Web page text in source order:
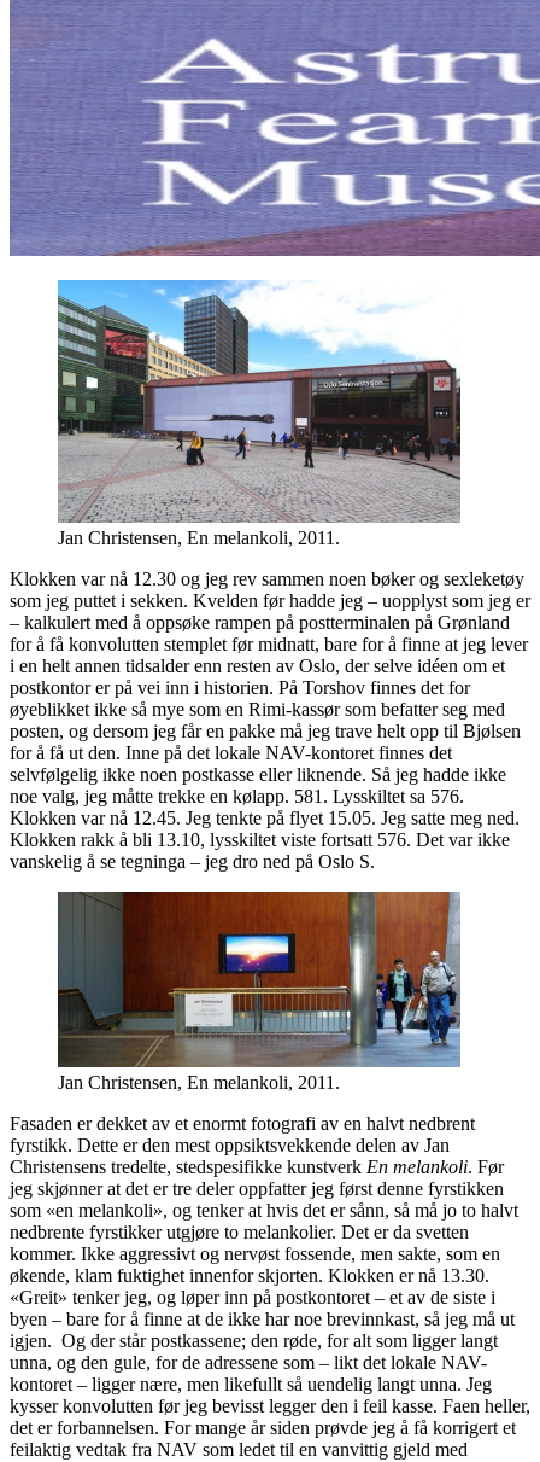
Jan Christensen, En melankoli, 2011.
Klokken var nå 12.30 og jeg rev sammen noen bøker og sexleketøy
som jeg puttet i sekken. Kvelden før hadde jeg – uopplyst som jeg er
– kalkulert med å oppsøke rampen på postterminalen på Grønland
for å få konvolutten stemplet før midnatt, bare for å finne at jeg lever
i en helt annen tidsalder enn resten av Oslo, der selve idéen om et
postkontor er på vei inn i historien. På Torshov finnes det for
øyeblikket ikke så mye som en Rimi-kassør som befatter seg med
posten, og dersom jeg får en pakke må jeg trave helt opp til Bjølsen
for å få ut den. Inne på det lokale NAV-kontoret finnes det
selvfølgelig ikke noen postkasse eller liknende. Så jeg hadde ikke
noe valg, jeg måtte trekke en kølapp. 581. Lysskiltet sa 576.
Klokken var nå 12.45. Jeg tenkte på flyet 15.05. Jeg satte meg ned.
Klokken rakk å bli 13.10, lysskiltet viste fortsatt 576. Det var ikke
vanskelig å se tegninga – jeg dro ned på Oslo S.
Jan Christensen, En melankoli, 2011.
Fasaden er dekket av et enormt fotografi av en halvt nedbrent
fyrstikk. Dette er den mest oppsiktsvekkende delen av Jan
Christensens tredelte, stedspesifikke kunstverk En melankoli. Før
jeg skjønner at det er tre deler oppfatter jeg først denne fyrstikken
som «en melankoli», og tenker at hvis det er sånn, så må jo to halvt
nedbrente fyrstikker utgjøre to melankolier. Det er da svetten
kommer. Ikke aggressivt og nervøst fossende, men sakte, som en
økende, klam fuktighet innenfor skjorten. Klokken er nå 13.30.
«Greit» tenker jeg, og løper inn på postkontoret – et av de siste i
byen – bare for å finne at de ikke har noe brevinnkast, så jeg må ut
igjen. Og der står postkassene; den røde, for alt som ligger langt
unna, og den gule, for de adressene som – likt det lokale NAV-
kontoret – ligger nære, men likefullt så uendelig langt unna. Jeg
kysser konvolutten før jeg bevisst legger den i feil kasse. Faen heller,
det er forbannelsen. For mange år siden prøvde jeg å få korrigert et
feilaktig vedtak fra NAV som ledet til en vanvittig gjeld med